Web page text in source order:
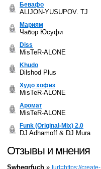
Бевафо
ALIJON-YUSUPOV. TJ
Мариям
Чабор Юсуфи
Diss
MisTeR-ALONE
Khudo
Dilshod Plus
Худо хофиз
MisTeR-ALONE
Аромат
MisTeR-ALONE
Funk (Original-Mix) 2.0
DJ Adhamoff & DJ Mura
Отзывы и мнения
Swhegrfuch » [url=https://create-